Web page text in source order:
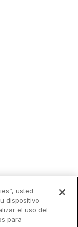
usted
dispositivo
el uso del
para